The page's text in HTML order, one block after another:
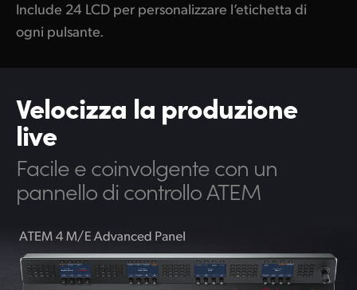
Include 24 LCD per personalizzare l’etichetta di
ogni pulsante.
Velocizza la produzione
live
Facile e coinvolgente con un
pannello di controllo ATEM